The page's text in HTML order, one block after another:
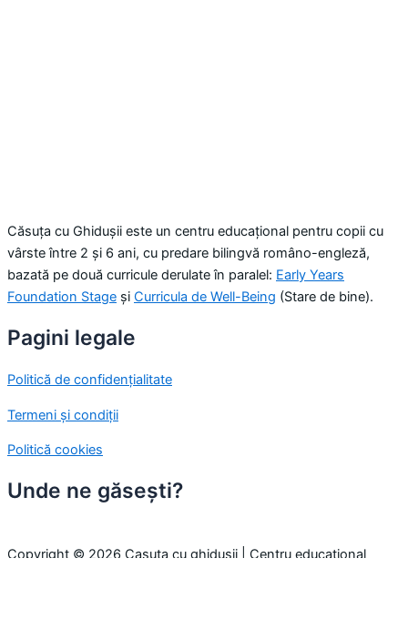
Căsuța cu Ghidușii este un centru educațional pentru copii cu
vârste între 2 și 6 ani, cu predare bilingvă româno-engleză,
bazată pe două curricule derulate în paralel: Early Years
Foundation Stage și Curricula de Well-Being (Stare de bine).
Pagini legale
Politică de confidențialitate
Termeni și condiții
Politică cookies
Unde ne găsești?
Copyright © 2026 Casuta cu ghidusii | Centru educațional